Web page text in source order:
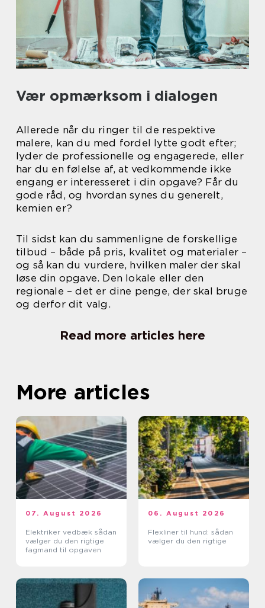
Vær opmærksom i dialogen
Allerede når du ringer til de respektive
malere, kan du med fordel lytte godt efter;
lyder de professionelle og engagerede, eller
har du en følelse af, at vedkommende ikke
engang er interesseret i din opgave? Får du
gode råd, og hvordan synes du generelt,
kemien er?
Til sidst kan du sammenligne de forskellige
tilbud – både på pris, kvalitet og materialer –
og så kan du vurdere, hvilken maler der skal
løse din opgave. Den lokale eller den
regionale – det er dine penge, der skal bruge
og derfor dit valg.
Read more articles here
More articles
07. August 2026
Elektriker vedbæk sådan
vælger du den rigtige
fagmand til opgaven
06. August 2026
Flexliner til hund: sådan
vælger du den rigtige